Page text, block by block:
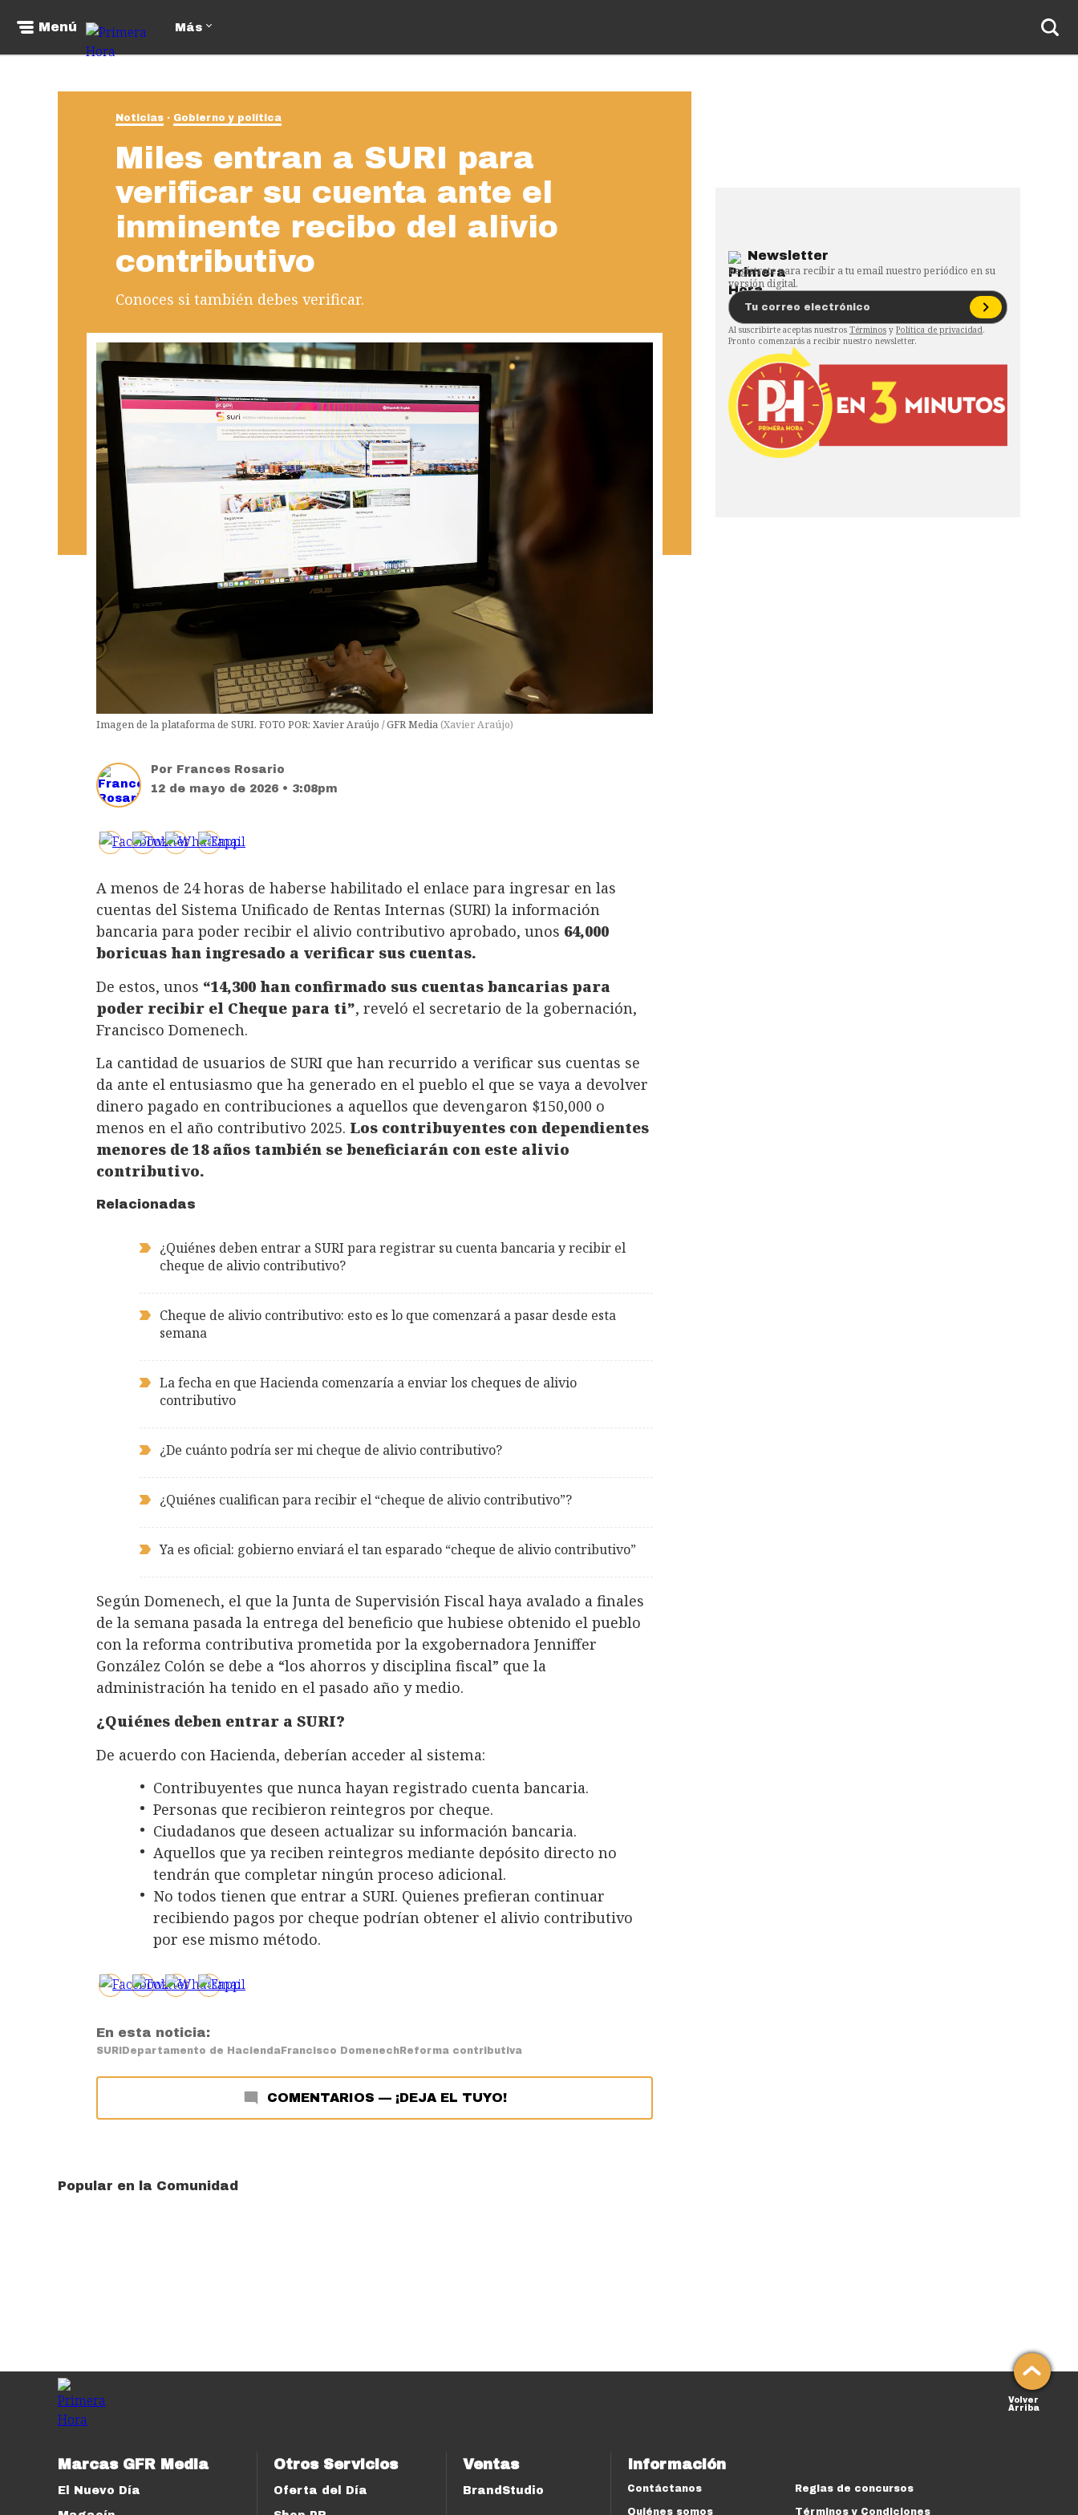
Menú Más
Noticias Gobierno y política
Miles entran a SURI para
verificar su cuenta ante el
inminente recibo del alivio
contributivo
Conoces si también debes verificar.
Imagen de la plataforma de SURI. FOTO POR: Xavier Araújo / GFR Media(Xavier Araújo)
Por Frances Rosario
12 de mayo de 2026 • 3:08pm
A menos de 24 horas de haberse habilitado el enlace para ingresar en las
cuentas del Sistema Unificado de Rentas Internas (SURI) la información
bancaria para poder recibir el alivio contributivo aprobado, unos 64,000
boricuas han ingresado a verificar sus cuentas.
De estos, unos “14,300 han confirmado sus cuentas bancarias para
poder recibir el Cheque para ti”, reveló el secretario de la gobernación,
Francisco Domenech.
La cantidad de usuarios de SURI que han recurrido a verificar sus cuentas se
da ante el entusiasmo que ha generado en el pueblo el que se vaya a devolver
dinero pagado en contribuciones a aquellos que devengaron $150,000 o
menos en el año contributivo 2025. Los contribuyentes con dependientes
menores de 18 años también se beneficiarán con este alivio
contributivo.
Relacionadas
¿Quiénes deben entrar a SURI para registrar su cuenta bancaria y recibir el
cheque de alivio contributivo?
Cheque de alivio contributivo: esto es lo que comenzará a pasar desde esta
semana
La fecha en que Hacienda comenzaría a enviar los cheques de alivio
contributivo
¿De cuánto podría ser mi cheque de alivio contributivo?
¿Quiénes cualifican para recibir el “cheque de alivio contributivo”?
Ya es oficial: gobierno enviará el tan esparado “cheque de alivio contributivo”
Según Domenech, el que la Junta de Supervisión Fiscal haya avalado a finales
de la semana pasada la entrega del beneficio que hubiese obtenido el pueblo
con la reforma contributiva prometida por la exgobernadora Jenniffer
González Colón se debe a “los ahorros y disciplina fiscal” que la
administración ha tenido en el pasado año y medio.
¿Quiénes deben entrar a SURI?
De acuerdo con Hacienda, deberían acceder al sistema:
Contribuyentes que nunca hayan registrado cuenta bancaria.
Personas que recibieron reintegros por cheque.
Ciudadanos que deseen actualizar su información bancaria.
Aquellos que ya reciben reintegros mediante depósito directo no
tendrán que completar ningún proceso adicional.
No todos tienen que entrar a SURI. Quienes prefieran continuar
recibiendo pagos por cheque podrían obtener el alivio contributivo
por ese mismo método.
En esta noticia:
SURI Departamento de Hacienda Francisco Domenech Reforma contributiva
COMENTARIOS — ¡DEJA EL TUYO!
Popular en la Comunidad
Newsletter
Regístrate para recibir a tu email nuestro periódico en su
versión digital.
Al suscribirte aceptas nuestros Términos y Política de privacidad.
Pronto comenzarás a recibir nuestro newsletter.
Volver
Arriba
Marcas GFR Media
El Nuevo Día
Otros Servicios
Oferta del Día
Ventas
BrandStudio
Información
Contáctanos
Quiénes somos
Reglas de concursos
Términos y Condiciones